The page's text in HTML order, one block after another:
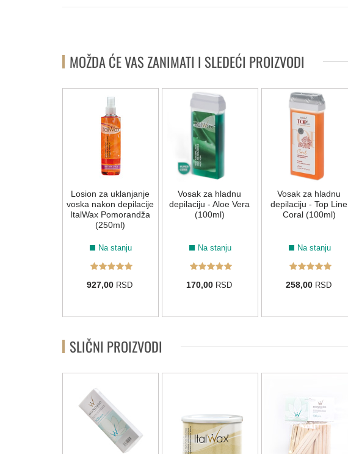
MOŽDA ĆE VAS ZANIMATI I SLEDEĆI PROIZVODI
Losion za uklanjanje
voska nakon depilacije
ItalWax Pomorandža
(250ml)
Na stanju
927,00 RSD
Vosak za hladnu
depilaciju - Aloe Vera
(100ml)
Na stanju
170,00 RSD
Vosak za hladnu
depilaciju - Top Line
Coral (100ml)
Na stanju
258,00 RSD
SLIČNI PROIZVODI